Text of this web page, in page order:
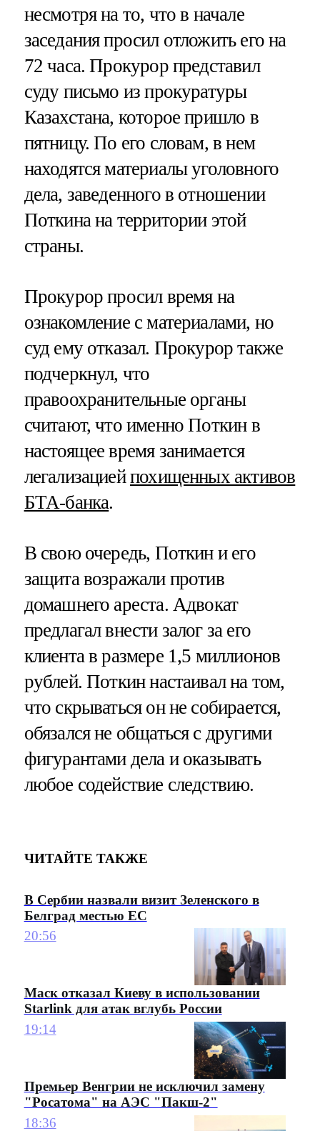
несмотря на то, что в начале
заседания просил отложить его на
72 часа. Прокурор представил
суду письмо из прокуратуры
Казахстана, которое пришло в
пятницу. По его словам, в нем
находятся материалы уголовного
дела, заведенного в отношении
Поткина на территории этой
страны.
Прокурор просил время на
ознакомление с материалами, но
суд ему отказал. Прокурор также
подчеркнул, что
правоохранительные органы
считают, что именно Поткин в
настоящее время занимается
легализациейпохищенных активов
БТА-банка.
В свою очередь, Поткин и его
защита возражали против
домашнего ареста. Адвокат
предлагал внести залог за его
клиента в размере 1,5 миллионов
рублей. Поткин настаивал на том,
что скрываться он не собирается,
обязался не общаться с другими
фигурантами дела и оказывать
любое содействие следствию.
ЧИТАЙТЕ ТАКЖЕ
В Сербии назвали визит Зеленского в
Белград местью ЕС
20:56
Маск отказал Киеву в использовании
Starlink для атак вглубь России
19:14
Премьер Венгрии не исключил замену
"Росатома" на АЭС "Пакш-2"
18:36